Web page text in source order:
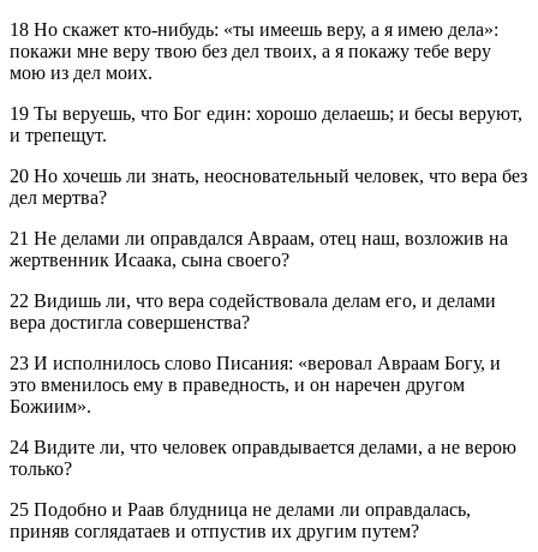
18 Но скажет кто-нибудь: «ты имеешь веру, а я имею дела»:
покажи мне веру твою без дел твоих, а я покажу тебе веру
мою из дел моих.
19 Ты веруешь, что Бог един: хорошо делаешь; и бесы веруют,
и трепещут.
20 Но хочешь ли знать, неосновательный человек, что вера без
дел мертва?
21 Не делами ли оправдался Авраам, отец наш, возложив на
жертвенник Исаака, сына своего?
22 Видишь ли, что вера содействовала делам его, и делами
вера достигла совершенства?
23 И исполнилось слово Писания: «веровал Авраам Богу, и
это вменилось ему в праведность, и он наречен другом
Божиим».
24 Видите ли, что человек оправдывается делами, а не верою
только?
25 Подобно и Раав блудница не делами ли оправдалась,
приняв соглядатаев и отпустив их другим путем?